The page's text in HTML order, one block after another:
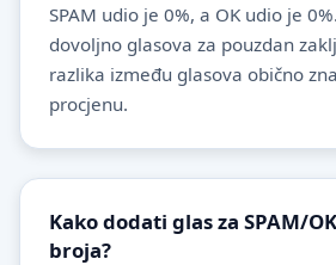
SPAM udio je 0%, a OK udio je
dovoljno glasova za pouzdan
razlika između glasova obično
procjenu.
Kako dodati glas za SPAM/
broja?